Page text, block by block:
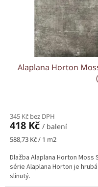
Alaplana Horton
345 Kč bez DPH
418 Kč / balení
Měrná
588,73 Kč / 1 m2
Dlažba Alaplana Horton Moss
série Alaplana Horton je
slinutý.